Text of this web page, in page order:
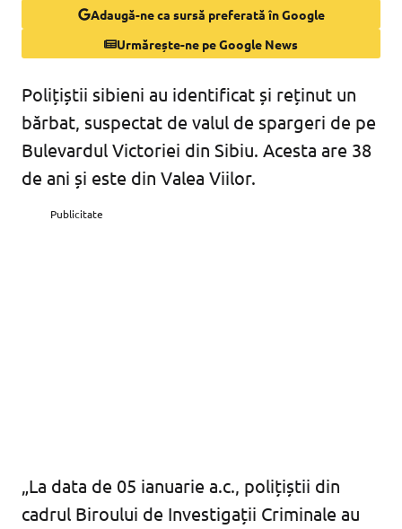
Adaugă-ne ca sursă preferată în Google
Urmărește-ne pe Google News
Polițiștii sibieni au identificat și reținut un
bărbat, suspectat de valul de spargeri de pe
Bulevardul Victoriei din Sibiu. Acesta are 38
de ani și este din Valea Viilor.
Publicitate
„La data de 05 ianuarie a.c., polițiștii din
cadrul Biroului de Investigații Criminale au